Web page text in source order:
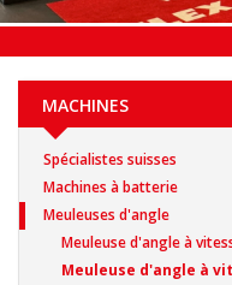
MACHINES
Spécialistes suisses
Machines à batterie
Meuleuses d'angle
Meuleuse d'angle à
Meuleuse d'angle à